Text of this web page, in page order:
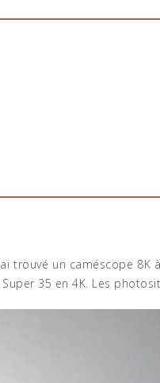
trouvé un caméscope
35 en 4K. Les